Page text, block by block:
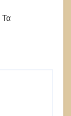
Τα